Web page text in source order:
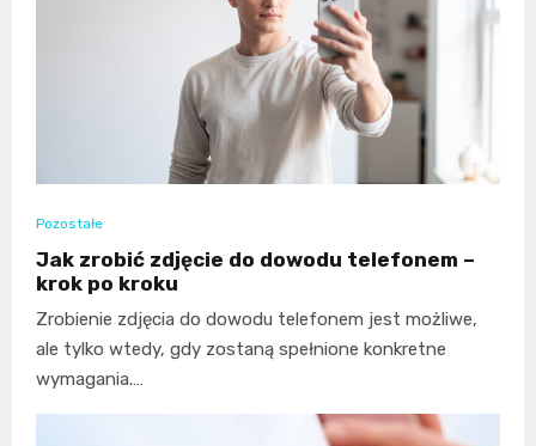
Pozostałe
Jak zrobić zdjęcie do dowodu telefonem –
krok po kroku
Zrobienie zdjęcia do dowodu telefonem jest możliwe,
ale tylko wtedy, gdy zostaną spełnione konkretne
wymagania.…